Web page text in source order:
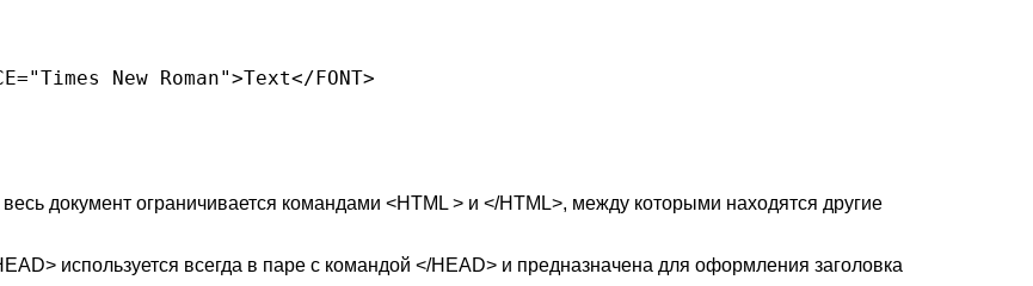
New Roman">Text</FONT>
весь документ ограничивается командами <HTML > и </HTML>, между которыми находятся другие
используется всегда в паре с командой </HEAD> и предназначена для оформления заголовка